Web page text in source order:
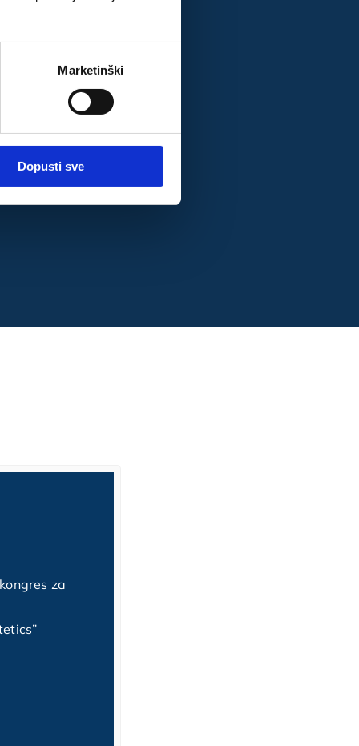
Marketinški
Dopusti sve
skijanje, tenis)
za